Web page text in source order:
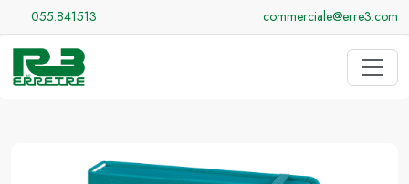
055.841513 commerciale@erre3.com